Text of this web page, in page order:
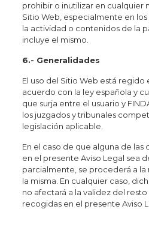
prohibir o inutilizar en cualquier
Sitio Web, especialmente en
la actividad o contenidos de la
incluye el mismo.
6.- Generalidades
El uso del Sitio Web está
acuerdo con la ley española y
que surja entre el usuario y
los juzgados y tribunales
legislación aplicable.
En el caso de que alguna de
en el presente Aviso Legal sea
parcialmente, se procederá a la
la misma. En cualquier caso,
no afectará a la validez del
recogidas en el presente Aviso